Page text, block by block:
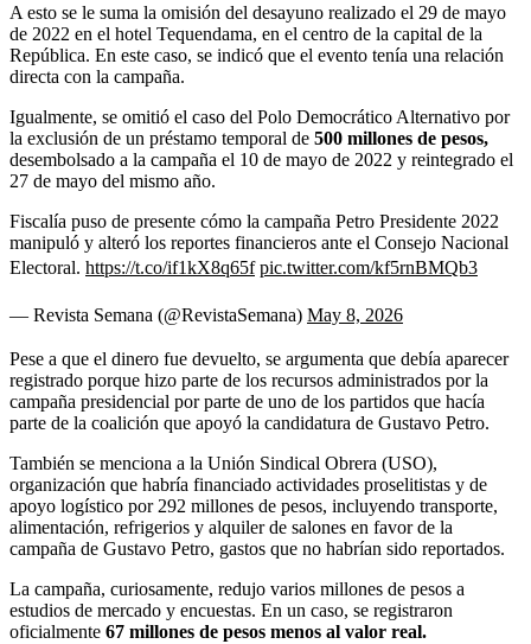
A esto se le suma la omisión del desayuno realizado el 29 de mayo
de 2022 en el hotel Tequendama, en el centro de la capital de la
República. En este caso, se indicó que el evento tenía una relación
directa con la campaña.
Igualmente, se omitió el caso del Polo Democrático Alternativo por
la exclusión de un préstamo temporal de 500 millones de pesos,
desembolsado a la campaña el 10 de mayo de 2022 y reintegrado el
27 de mayo del mismo año.
Fiscalía puso de presente cómo la campaña Petro Presidente 2022
manipuló y alteró los reportes financieros ante el Consejo Nacional
Electoral. https://t.co/if1kX8q65f pic.twitter.com/kf5rnBMQb3
— Revista Semana (@RevistaSemana) May 8, 2026
Pese a que el dinero fue devuelto, se argumenta que debía aparecer
registrado porque hizo parte de los recursos administrados por la
campaña presidencial por parte de uno de los partidos que hacía
parte de la coalición que apoyó la candidatura de Gustavo Petro.
También se menciona a la Unión Sindical Obrera (USO),
organización que habría financiado actividades proselitistas y de
apoyo logístico por 292 millones de pesos, incluyendo transporte,
alimentación, refrigerios y alquiler de salones en favor de la
campaña de Gustavo Petro, gastos que no habrían sido reportados.
La campaña, curiosamente, redujo varios millones de pesos a
estudios de mercado y encuestas. En un caso, se registraron
oficialmente 67 millones de pesos menos al valor real.